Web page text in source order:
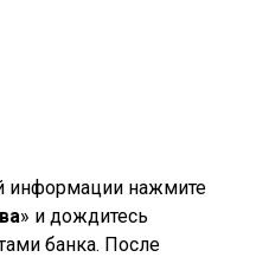
информации нажмите
» и дождитесь
банка. После